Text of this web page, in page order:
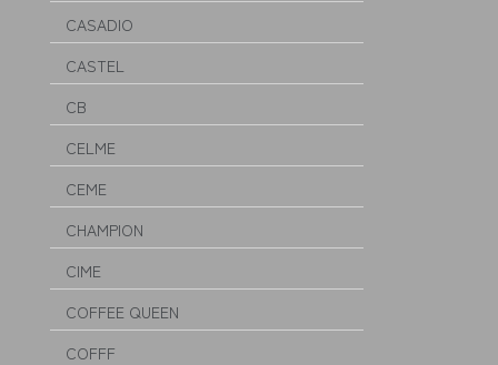
CASADIO
CASTEL
CB
CELME
CEME
CHAMPION
CIME
COFFEE QUEEN
COFFF